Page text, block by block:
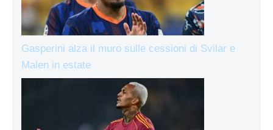
Gasperini alza il muro sulle cessioni di Svilar e
Malen in estate